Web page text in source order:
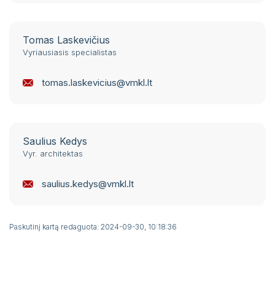
Tomas Laskevičius
Vyriausiasis specialistas
tomas.laskevicius@vmkl.lt
Saulius Kedys
Vyr. architektas
saulius.kedys@vmkl.lt
Paskutinį kartą redaguota: 2024-09-30, 10:18:36